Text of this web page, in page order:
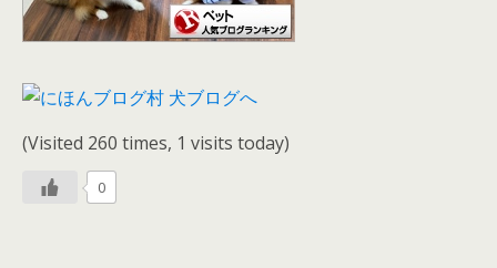
(Visited 260 times, 1 visits today)
0